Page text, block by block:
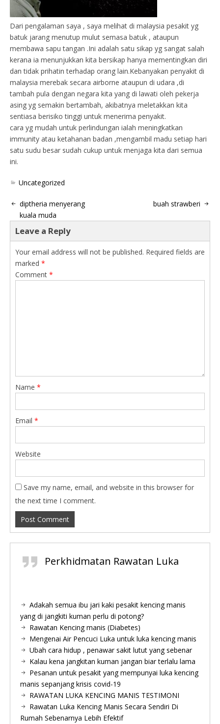
Dari pengalaman saya , saya melihat di malaysia pesakit yg
batuk jarang menutup mulut semasa batuk , ataupun
membawa sapu tangan .Ini adalah satu sikap yg sangat salah
kerana ia menunjukkan kita bersikap hanya mementingkan diri
dan tidak prihatin terhadap orang lain.Kebanyakan penyakit di
malaysia merebak secara airborne ataupun di udara ,di
tambah pula dengan negara kita yang di lawati oleh pekerja
asing yg semakin bertambah, akibatnya meletakkan kita
sentiasa berisiko tinggi untuk menerima penyakit.
cara yg mudah untuk perlindungan ialah meningkatkan
immunity atau ketahanan badan ,mengambil madu setiap hari
satu sudu besar sudah cukup untuk menjaga kita dari semua
ini.
Uncategorized
diptheria menyerang
kuala muda
buah strawberi
Leave a Reply
Your email address will not be published. Required fields are
marked *
Comment *
Name *
Email *
Website
Save my name, email, and website in this browser for
the next time I comment.
Perkhidmatan Rawatan Luka
Adakah semua ibu jari kaki pesakit kencing manis
yang di jangkiti kuman perlu di potong?
Rawatan Kencing manis (Diabetes)
Mengenai Air Pencuci Luka untuk luka kencing manis
Ubah cara hidup , penawar sakit lutut yang sebenar
Kalau kena jangkitan kuman jangan biar terlalu lama
Pesanan untuk pesakit yang mempunyai luka kencing
manis sepanjang krisis covid-19
RAWATAN LUKA KENCING MANIS TESTIMONI
Rawatan Luka Kencing Manis Secara Sendiri Di
Rumah Sebenarnya Lebih Efektif